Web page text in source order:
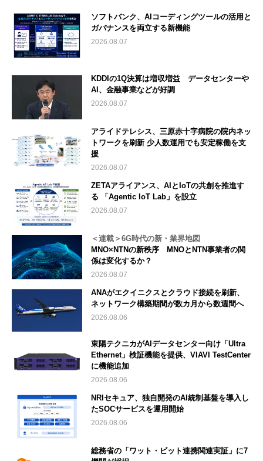
ソフトバンク、AIコーディングツールの活用と
ガバナンスを両立する新機能
2026.08.07
KDDIの1Q決算は増収増益 データセンターや
AI、金融事業などが好調
2026.08.07
アライドテレシス、三原赤十字病院の院内ネッ
トワークを刷新 少人数運用でも安定稼働を支
援
2026.08.07
ZETAアライアンス、AIとIoTの共創を推進す
る 「Agentic IoT Lab」を設立
2026.08.07
＜連載＞6G時代の新・業界地図
MNO×NTNの新秩序 MNOとNTN事業者の関
係は変化するか？
2026.08.07
ANAがエクイニクスとクラウド接続を刷新、
ネットワーク構築期間が数カ月から数週間へ
2026.08.06
東陽テクニカがAIデータセンター向け「Ultra
Ethernet」検証機能を提供、VIAVI TestCenter
に機能追加
2026.08.06
NRIセキュア、独自開発のAI統制基盤を導入し
たSOCサービスを運用開始
2026.08.06
総務省の「ワット・ビット連携関連実証」に7